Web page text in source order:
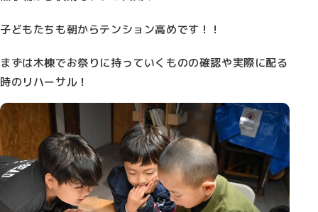
子どもたちも朝からテンション高めです！！
まずは木棟でお祭りに持っていくものの確認や実際に配る
時のリハーサル！